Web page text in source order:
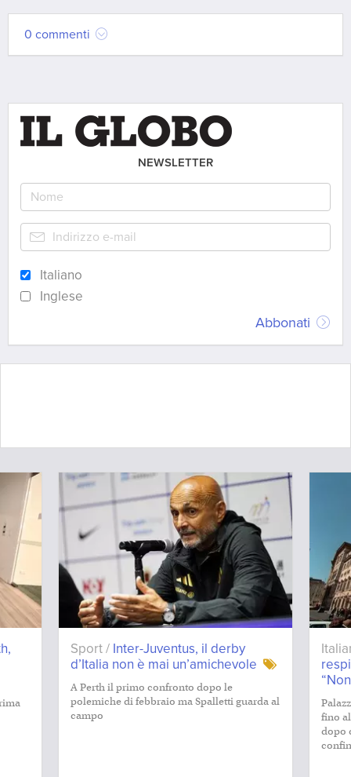
0 commenti
NEWSLETTER
Italiano
Inglese
Abbonati
Sport / Inter-Juventus, il derby
d’Italia non è mai un’amichevole
A Perth il primo confronto dopo le
polemiche di febbraio ma Spalletti guarda al
campo
fino
dopo